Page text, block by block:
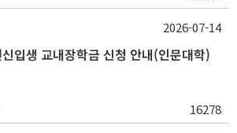
입생 교내장학금 신청 안내(인문대학)
16278
2026-07-14